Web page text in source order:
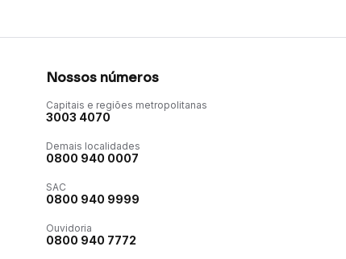
Nossos números
Capitais e regiões metropolitanas
3003 4070
Demais localidades
0800 940 0007
SAC
0800 940 9999
Ouvidoria
0800 940 7772